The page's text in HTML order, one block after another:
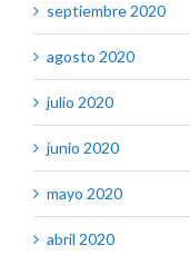
septiembre 2020
agosto 2020
julio 2020
junio 2020
mayo 2020
abril 2020